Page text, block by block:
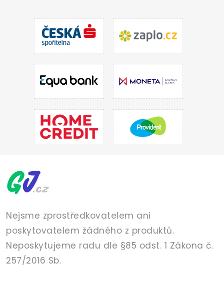
Nejsme zprostředkovatelem ani
poskytovatelem žádného z produktů.
Neposkytujeme radu dle §85 odst. 1 Zákona č.
257/2016 Sb.